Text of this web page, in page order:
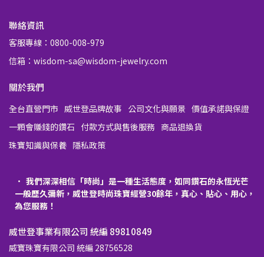
聯絡資訊
客服專線：0800-008-979
信箱：wisdom-sa@wisdom-jewelry.com
關於我們
全台直營門市 威世登品牌故事 公司文化與願景 價值承諾與保證
一顆會賺錢的鑽石 付款方式與售後服務 商品退換貨
珠寶知識與保養 隱私政策
我們深深相信「時尚」是一種生活態度，如同鑽石的永恆光芒
一般歷久彌新，威世登時尚珠寶經營30餘年，真心、貼心、用心，
為您服務！
威世登事業有限公司 統編 89810849
威寶珠寶有限公司 統編 28756528